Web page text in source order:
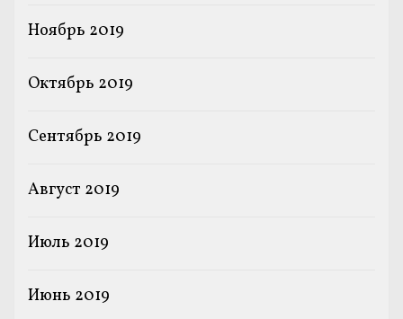
Ноябрь 2019
Октябрь 2019
Сентябрь 2019
Август 2019
Июль 2019
Июнь 2019